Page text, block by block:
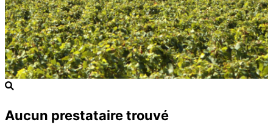
Aucun prestataire trouvé